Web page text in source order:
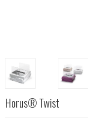
Horus® Twist